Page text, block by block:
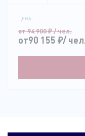
ЦЕНА:
от 94 900₽/ чел.
от90 155 ₽/